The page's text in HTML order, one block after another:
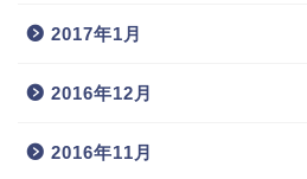
2017年1月
2016年12月
2016年11月